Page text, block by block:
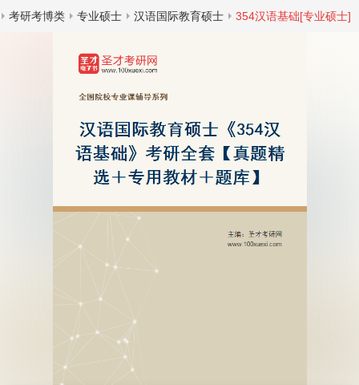
考研考博类 专业硕士 汉语国际教育硕士 354汉语基础[专业硕士]